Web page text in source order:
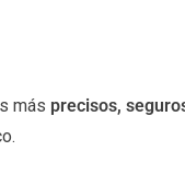
más precisos,